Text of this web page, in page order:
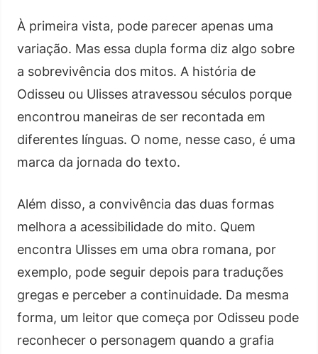
À primeira vista, pode parecer apenas uma
variação. Mas essa dupla forma diz algo sobre
a sobrevivência dos mitos. A história de
Odisseu ou Ulisses atravessou séculos porque
encontrou maneiras de ser recontada em
diferentes línguas. O nome, nesse caso, é uma
marca da jornada do texto.
Além disso, a convivência das duas formas
melhora a acessibilidade do mito. Quem
encontra Ulisses em uma obra romana, por
exemplo, pode seguir depois para traduções
gregas e perceber a continuidade. Da mesma
forma, um leitor que começa por Odisseu pode
reconhecer o personagem quando a grafia